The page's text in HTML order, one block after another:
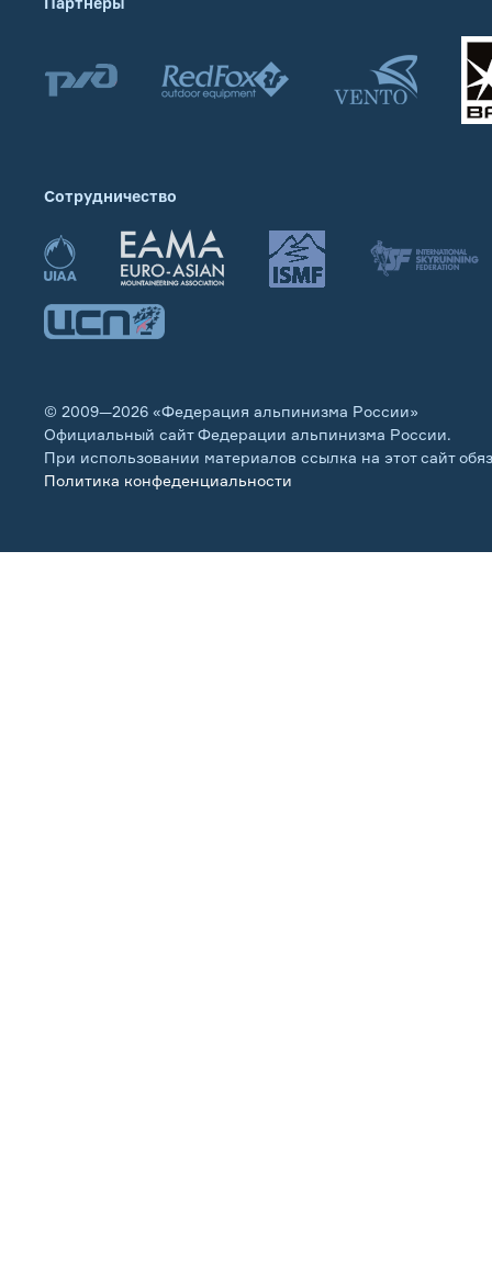
Сотрудничество
© 2009—2026 «Федерация альпинизма России»
Официальный сайт Федерации альпинизма России.
При использовании материалов ссылка на этот сайт
Политика конфеденциальности